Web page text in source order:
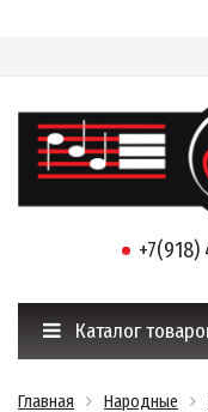
Каталог
Главная Народные